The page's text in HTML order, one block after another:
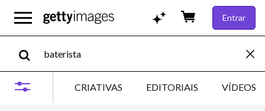
Entrar
CRIATIVAS EDITORIAIS VÍDEOS